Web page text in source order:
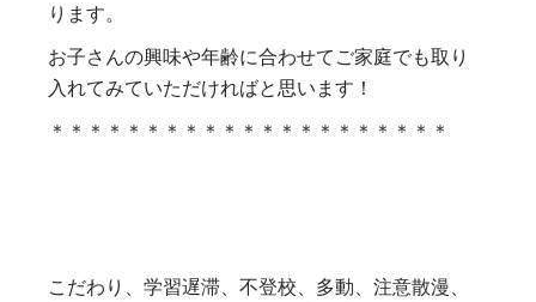
ります。
お子さんの興味や年齢に合わせてご家庭でも取り
入れてみていただければと思います！
＊＊＊＊＊＊＊＊＊＊＊＊＊＊＊＊＊＊＊＊＊
こだわり、学習遅滞、不登校、多動、注意散漫、